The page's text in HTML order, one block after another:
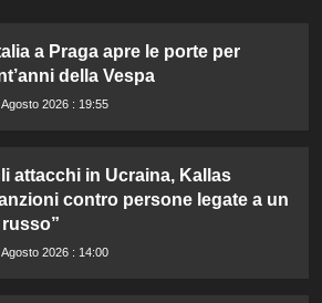
a Praga apre le porte per
della Vespa
2026 : 19:55
attacchi in Ucraina, Kallas
contro persone legate a un
2026 : 14:00